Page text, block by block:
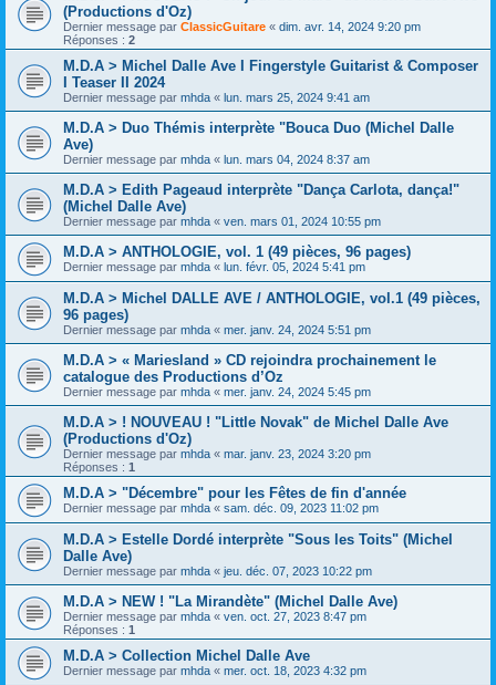
(Productions d'Oz)
Dernier message par ClassicGuitare « dim. avr. 14, 2024 9:20 pm
Réponses : 2
M.D.A > Michel Dalle Ave I Fingerstyle Guitarist & Composer
I Teaser II 2024
Dernier message par mhda « lun. mars 25, 2024 9:41 am
M.D.A > Duo Thémis interprète "Bouca Duo (Michel Dalle
Ave)
Dernier message par mhda « lun. mars 04, 2024 8:37 am
M.D.A > Edith Pageaud interprète "Dança Carlota, dança!"
(Michel Dalle Ave)
Dernier message par mhda « ven. mars 01, 2024 10:55 pm
M.D.A > ANTHOLOGIE, vol. 1 (49 pièces, 96 pages)
Dernier message par mhda « lun. févr. 05, 2024 5:41 pm
M.D.A > Michel DALLE AVE / ANTHOLOGIE, vol.1 (49 pièces,
96 pages)
Dernier message par mhda « mer. janv. 24, 2024 5:51 pm
M.D.A > « Mariesland » CD rejoindra prochainement le
catalogue des Productions d’Oz
Dernier message par mhda « mer. janv. 24, 2024 5:45 pm
M.D.A > ! NOUVEAU ! "Little Novak" de Michel Dalle Ave
(Productions d'Oz)
Dernier message par mhda « mar. janv. 23, 2024 3:20 pm
Réponses : 1
M.D.A > "Décembre" pour les Fêtes de fin d'année
Dernier message par mhda « sam. déc. 09, 2023 11:02 pm
M.D.A > Estelle Dordé interprète "Sous les Toits" (Michel
Dalle Ave)
Dernier message par mhda « jeu. déc. 07, 2023 10:22 pm
M.D.A > NEW ! "La Mirandète" (Michel Dalle Ave)
Dernier message par mhda « ven. oct. 27, 2023 8:47 pm
Réponses : 1
M.D.A > Collection Michel Dalle Ave
Dernier message par mhda « mer. oct. 18, 2023 4:32 pm